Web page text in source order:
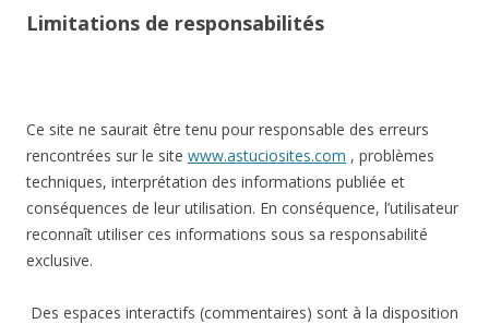
Limitations de responsabilités
Ce site ne saurait être tenu pour responsable des erreurs
rencontrées sur le site www.astuciosites.com , problèmes
techniques, interprétation des informations publiée et
conséquences de leur utilisation. En conséquence, l’utilisateur
reconnaît utiliser ces informations sous sa responsabilité
exclusive.
Des espaces interactifs (commentaires) sont à la disposition